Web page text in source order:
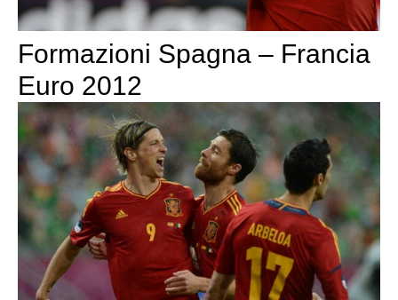
Formazioni Spagna – Francia
Euro 2012